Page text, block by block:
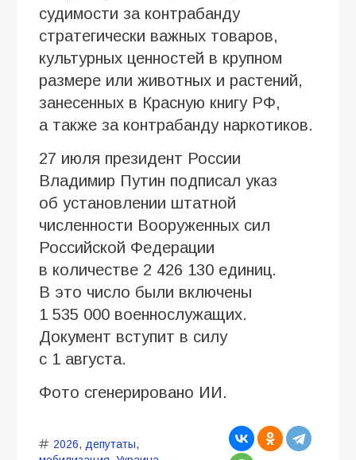
судимости за контрабанду
стратегически важных товаров,
культурных ценностей в крупном
размере или животных и растений,
занесенных в Красную книгу РФ,
а также за контрабанду наркотиков.
27 июля президент России
Владимир Путин подписал указ
об установлении штатной
численности Вооруженных сил
Российской Федерации
в количестве 2 426 130 единиц.
В это число были включены
1 535 000 военнослужащих.
Документ вступит в силу
с 1 августа.
Фото сгенерировано ИИ.
2026, депутаты,